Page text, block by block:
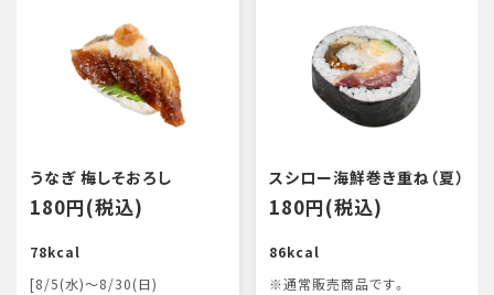
うなぎ 梅しそおろし
180円(税込)
78kcal
[8/5(水)～8/30(日)
スシロー海鮮巻き重ね（夏）
180円(税込)
86kcal
※通常販売商品です。